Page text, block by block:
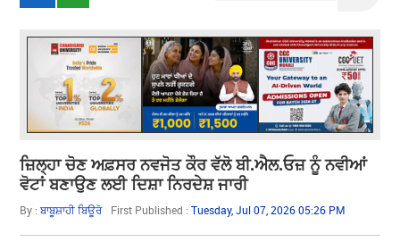
ਜ਼ਿਲ੍ਹਾ ਚੋਣ ਅਫ਼ਸਰ ਨਵਜੋਤ ਕੌਰ ਵੱਲੋ ਬੀ.ਐਲ.ਓਜ਼ ਨੂੰ ਨਵੀਆਂ
ਵੋਟਾਂ ਬਣਾਉਣ ਲਈ ਦਿਸ਼ਾ ਨਿਰਦੇਸ਼ ਜਾਰੀ
By :ਬਾਬੂਸ਼ਾਹੀ ਬਿਊਰੋ First Published :Tuesday, Jul 07, 2026 05:26 PM